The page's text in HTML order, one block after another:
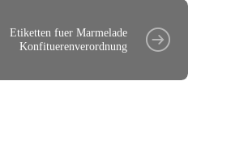
Etiketten fuer Marmelade
Konfituerenverordnung